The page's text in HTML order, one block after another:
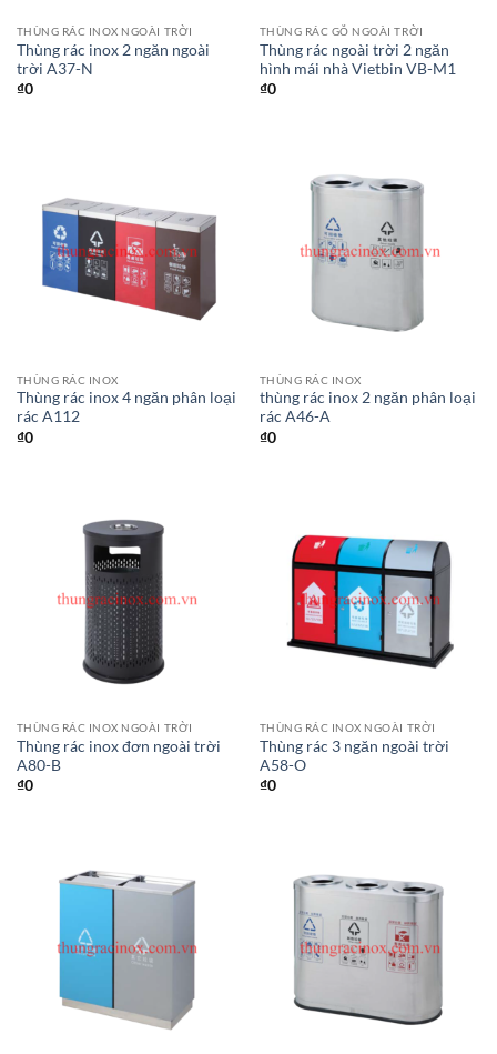
THÙNG RÁC INOX NGOÀI TRỜI
Thùng rác inox 2 ngăn ngoài
trời A37-N
₫0
THÙNG RÁC GỖ NGOÀI TRỜI
Thùng rác ngoài trời 2 ngăn
hình mái nhà Vietbin VB-M1
₫0
THÙNG RÁC INOX
Thùng rác inox 4 ngăn phân loại
rác A112
₫0
THÙNG RÁC INOX
thùng rác inox 2 ngăn phân loại
rác A46-A
₫0
THÙNG RÁC INOX NGOÀI TRỜI
Thùng rác inox đơn ngoài trời
A80-B
₫0
THÙNG RÁC INOX NGOÀI TRỜI
Thùng rác 3 ngăn ngoài trời
A58-O
₫0